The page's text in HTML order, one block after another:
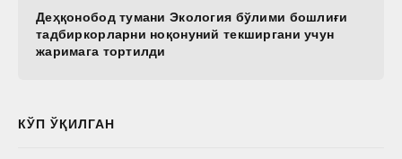
Деҳқонобод тумани Экология бўлими бошлиғи
тадбиркорларни ноқонуний текширгани учун
жаримага тортилди
КЎП ЎҚИЛГАН